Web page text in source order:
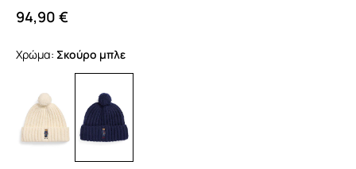
94,90 €
Χρώμα: σκούρο μπλε